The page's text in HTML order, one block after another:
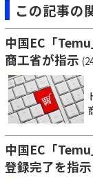
この記事の
中国EC「
商工省が指示
中国EC「
登録完了を指示